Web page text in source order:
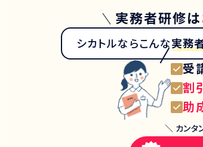
実務者研修は
シカトルならこんな実務
受
割
助
＼ カンタ